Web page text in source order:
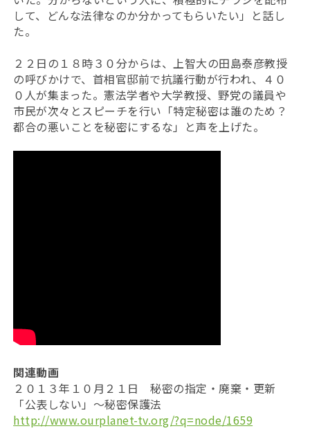
して、どんな法律なのか分かってもらいたい」と話し
た。
２２日の１８時３０分からは、上智大の田島泰彦教授
の呼びかけで、首相官邸前で抗議行動が行われ、４０
０人が集まった。憲法学者や大学教授、野党の議員や
市民が次々とスピーチを行い「特定秘密は誰のため？
都合の悪いことを秘密にするな」と声を上げた。
関連動画
２０１３年１０月２１日 秘密の指定・廃棄・更新
「公表しない」～秘密保護法
http://www.ourplanet-tv.org/?q=node/1659